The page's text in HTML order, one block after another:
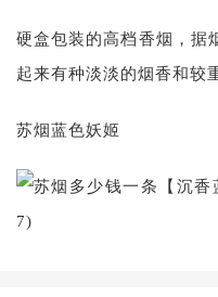
硬盒包装的高档香烟，据
起来有种淡淡的烟香和较
苏烟蓝色妖姬